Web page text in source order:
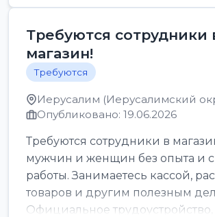
Требуются сотрудники
магазин!
Требуются
Иерусалим (Иерусалимский
Опубликовано: 19.06.2026
Требуются сотрудники в
мужчин и женщин без опыта и
работы. Занимаетесь кассой,
товаров и другим полезным
Официальное трудоустройство,